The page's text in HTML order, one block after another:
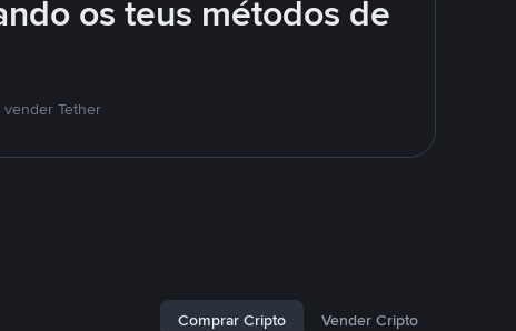
os teus métodos de
vender Tether
Comprar Cripto Vender Cripto